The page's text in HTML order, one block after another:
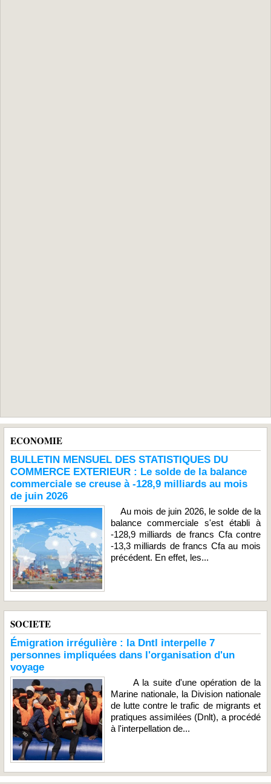
ECONOMIE
BULLETIN MENSUEL DES STATISTIQUES DU
COMMERCE EXTERIEUR : Le solde de la balance
commerciale se creuse à -128,9 milliards au mois
de juin 2026
Au mois de juin 2026, le solde de la
balance commerciale s'est établi à
-128,9 milliards de francs Cfa contre
-13,3 milliards de francs Cfa au mois
précédent. En effet, les...
SOCIETE
Émigration irrégulière : la Dntl interpelle 7
personnes impliquées dans l'organisation d'un
voyage
A la suite d'une opération de la
Marine nationale, la Division nationale
de lutte contre le trafic de migrants et
pratiques assimilées (Dnlt), a procédé
à l'interpellation de...